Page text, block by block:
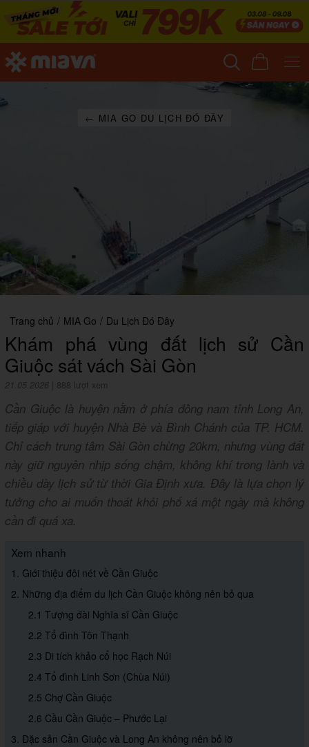
← MIA GO DU LỊCH ĐÓ ĐÂY
Trang chủ / MIA Go / Du Lịch Đó Đây
Khám phá vùng đất lịch sử Cần
Giuộc sát vách Sài Gòn
21.05.2026 888 lượt xem
Cần Giuộc là huyện nằm ở phía đông nam tỉnh Long An,
tiếp giáp với huyện Nhà Bè và Bình Chánh của TP. HCM.
Chỉ cách trung tâm Sài Gòn chừng 20km, nhưng vùng đất
này giữ nguyên nhịp sống chậm, không khí trong lành và
chiều dày lịch sử từ thời Gia Định xưa. Đây là lựa chọn lý
tưởng cho ai muốn thoát khỏi phố xá một ngày mà không
cần đi quá xa.
Xem nhanh
1. Giới thiệu đôi nét về Cần Giuộc
2. Những địa điểm du lịch Cần Giuộc không nên bỏ qua
2.1 Tượng đài Nghĩa sĩ Cần Giuộc
2.2 Tổ đình Tôn Thạnh
2.3 Di tích khảo cổ học Rạch Núi
2.4 Tổ đình Linh Sơn (Chùa Núi)
2.5 Chợ Cần Giuộc
2.6 Cầu Cần Giuộc – Phước Lại
3. Đặc sản Cần Giuộc và Long An không nên bỏ lỡ